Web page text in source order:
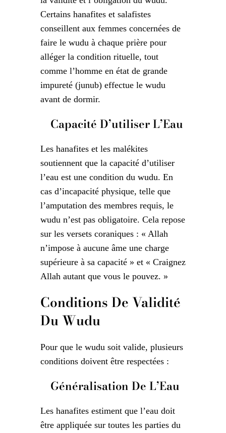
Certains hanafites et salafistes
conseillent aux femmes concernées de
faire le wudu à chaque prière pour
alléger la condition rituelle, tout
comme l’homme en état de grande
impureté (junub) effectue le wudu
avant de dormir.
Capacité D’utiliser L’Eau
Les hanafites et les malékites
soutiennent que la capacité d’utiliser
l’eau est une condition du wudu. En
cas d’incapacité physique, telle que
l’amputation des membres requis, le
wudu n’est pas obligatoire. Cela repose
sur les versets coraniques : « Allah
n’impose à aucune âme une charge
supérieure à sa capacité » et « Craignez
Allah autant que vous le pouvez. »
Conditions De Validité
Du Wudu
Pour que le wudu soit valide, plusieurs
conditions doivent être respectées :
Généralisation De L’Eau
Les hanafites estiment que l’eau doit
être appliquée sur toutes les parties du